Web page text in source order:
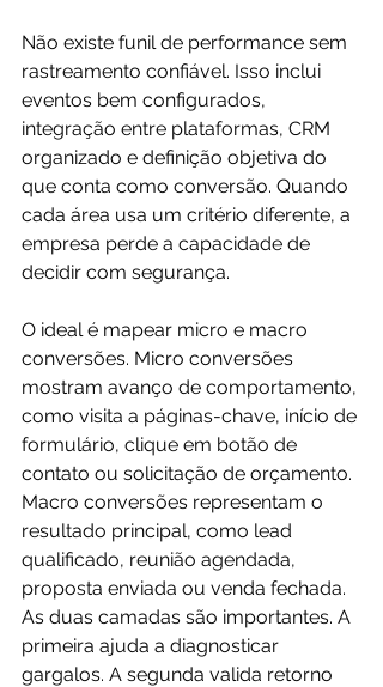
Não existe funil de performance sem
rastreamento confiável. Isso inclui
eventos bem configurados,
integração entre plataformas, CRM
organizado e definição objetiva do
que conta como conversão. Quando
cada área usa um critério diferente, a
empresa perde a capacidade de
decidir com segurança.
O ideal é mapear micro e macro
conversões. Micro conversões
mostram avanço de comportamento,
como visita a páginas-chave, início de
formulário, clique em botão de
contato ou solicitação de orçamento.
Macro conversões representam o
resultado principal, como lead
qualificado, reunião agendada,
proposta enviada ou venda fechada.
As duas camadas são importantes. A
primeira ajuda a diagnosticar
gargalos. A segunda valida retorno